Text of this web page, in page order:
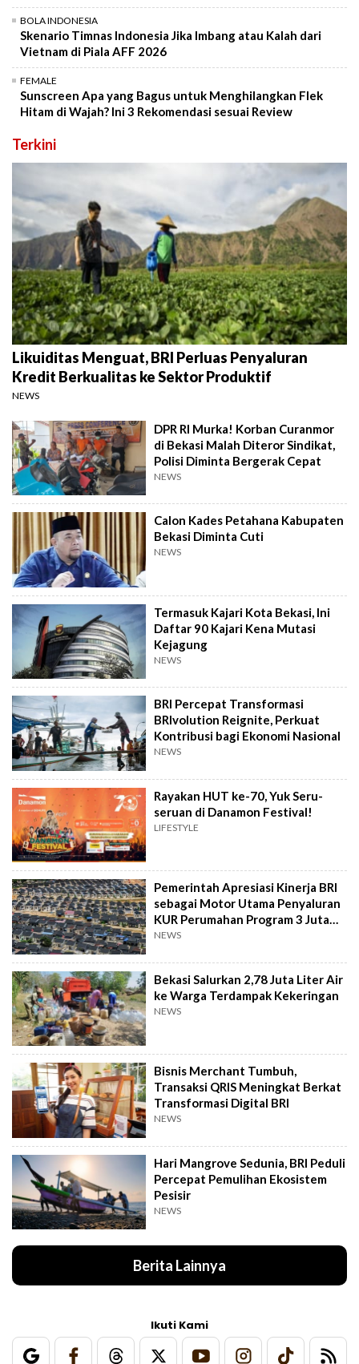
BOLA INDONESIA
Skenario Timnas Indonesia Jika Imbang atau Kalah dari
Vietnam di Piala AFF 2026
FEMALE
Sunscreen Apa yang Bagus untuk Menghilangkan Flek
Hitam di Wajah? Ini 3 Rekomendasi sesuai Review
Terkini
Likuiditas Menguat, BRI Perluas Penyaluran
Kredit Berkualitas ke Sektor Produktif
NEWS
DPR RI Murka! Korban Curanmor
di Bekasi Malah Diteror Sindikat,
Polisi Diminta Bergerak Cepat
NEWS
Calon Kades Petahana Kabupaten
Bekasi Diminta Cuti
NEWS
Termasuk Kajari Kota Bekasi, Ini
Daftar 90 Kajari Kena Mutasi
Kejagung
NEWS
BRI Percepat Transformasi
BRIvolution Reignite, Perkuat
Kontribusi bagi Ekonomi Nasional
NEWS
Rayakan HUT ke-70, Yuk Seru-
seruan di Danamon Festival!
LIFESTYLE
Pemerintah Apresiasi Kinerja BRI
sebagai Motor Utama Penyaluran
KUR Perumahan Program 3 Juta
Rumah
NEWS
Bekasi Salurkan 2,78 Juta Liter Air
ke Warga Terdampak Kekeringan
NEWS
Bisnis Merchant Tumbuh,
Transaksi QRIS Meningkat Berkat
Transformasi Digital BRI
NEWS
Hari Mangrove Sedunia, BRI Peduli
Percepat Pemulihan Ekosistem
Pesisir
NEWS
Berita Lainnya
Ikuti Kami